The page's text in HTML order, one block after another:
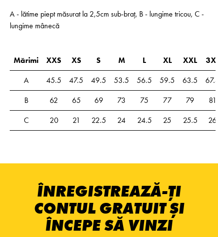
A - lătime piept măsurat la 2,5cm sub-braț, B - lungime tricou, C -
lungime mânecă
Mărimi XXS XS S M L XL XXL
A
45.5 47.5 49.5 53.5 56.5 59.5 63.5
B
62 65 69 73 75 77 79
81
C
20 21 22.5 24 24.5 25 25.5 26
ÎNREGISTREAZĂ-ȚI
CONTUL GRATUIT ȘI
ÎNCEPE SĂ VINZI